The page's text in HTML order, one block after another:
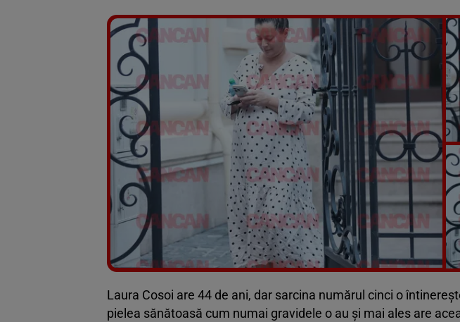
Laura Cosoi are 44 de ani, dar sarcina numărul cinci o
pielea sănătoasă cum numai gravidele o au și mai ales are